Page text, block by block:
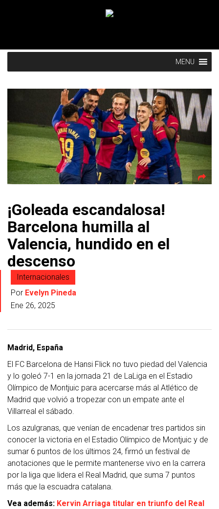
MENU
¡Goleada escandalosa!
Barcelona humilla al
Valencia, hundido en el
descenso
Internacionales
Por Evelyn Pineda
Ene 26, 2025
Madrid, España
El FC Barcelona de Hansi Flick no tuvo piedad del Valencia
y lo goleó 7-1 en la jornada 21 de LaLiga en el Estadio
Olímpico de Montjuic para acercarse más al Atlético de
Madrid que volvió a tropezar con un empate ante el
Villarreal el sábado.
Los azulgranas, que venían de encadenar tres partidos sin
conocer la victoria en el Estadio Olímpico de Montjuic y de
sumar 6 puntos de los últimos 24, firmó un festival de
anotaciones que le permite mantenerse vivo en la carrera
por la liga que lidera el Real Madrid, que suma 7 puntos
más que la escuadra catalana.
Vea además: Kervin Arriaga titular en triunfo del Real